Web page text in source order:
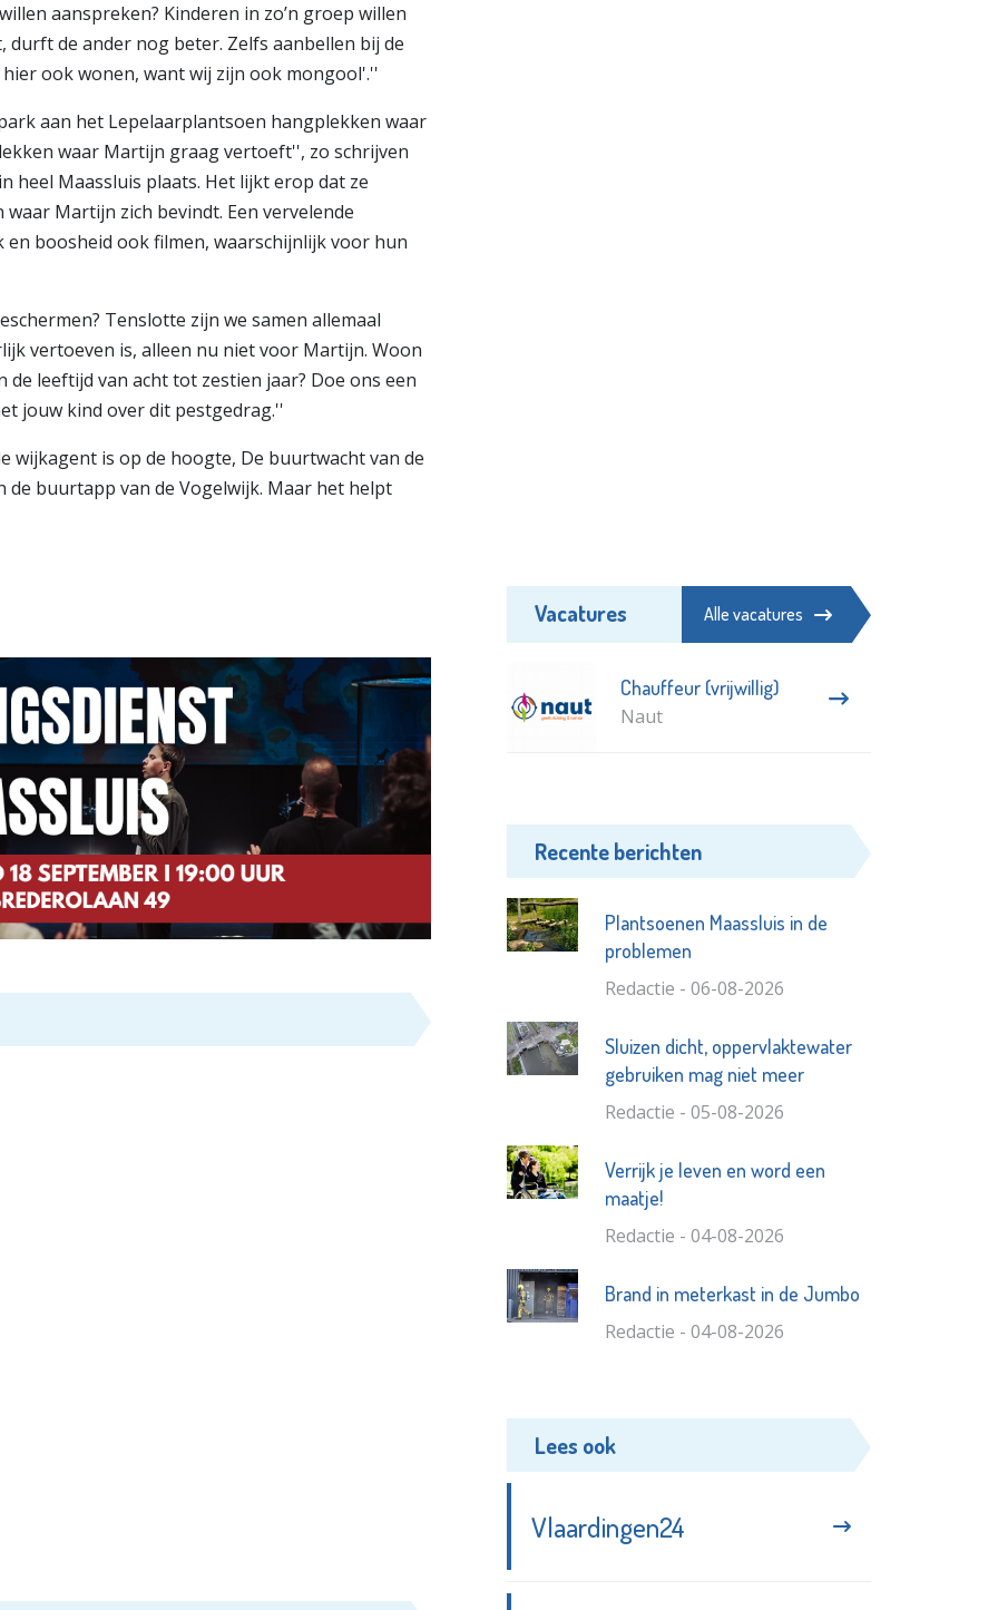
aanspreken? Kinderen in zo’n groep willen
de ander nog beter. Zelfs aanbellen bij de
ook wonen, want wij zijn ook mongool'.''
aan het Lepelaarplantsoen hangplekken waar
waar Martijn graag vertoeft'', zo schrijven
heel Maassluis plaats. Het lijkt erop dat ze
Martijn zich bevindt. Een vervelende
boosheid ook filmen, waarschijnlijk voor hun
Tenslotte zijn we samen allemaal
vertoeven is, alleen nu niet voor Martijn. Woon
leeftijd van acht tot zestien jaar? Doe ons een
jouw kind over dit pestgedrag.''
wijkagent is op de hoogte, De buurtwacht van de
de buurtapp van de Vogelwijk. Maar het helpt
Vacatures Alle vacatures
Chauffeur (vrijwillig)
Naut
Recente berichten
Plantsoenen Maassluis in de
problemen
Redactie - 06-08-2026
Sluizen dicht, oppervlaktewater
gebruiken mag niet meer
Redactie - 05-08-2026
Verrijk je leven en word een
maatje!
Redactie - 04-08-2026
Brand in meterkast in de Jumbo
Redactie - 04-08-2026
Lees ook
Vlaardingen24